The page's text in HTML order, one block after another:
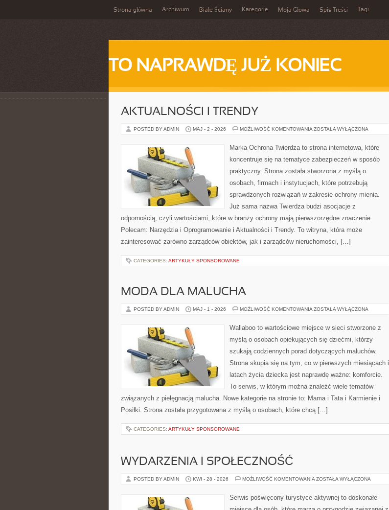
Strona główna Archiwum Białe Ściany Kategorie Moja Głowa Spis Treści Tagi
TO NAPRAWDĘ JUŻ KONIEC
AKTUALNOŚCI I TRENDY
POSTED BY ADMIN MAJ - 2 - 2026 MOŻLIWOŚĆ KOMENTOWANIA AKTUALNOŚCI
ZOSTAŁA WYŁĄCZONA
Marka Ochrona Twierdza to strona internetowa, które
koncentruje się na tematyce zabezpieczeń w sposób
praktyczny. Strona została stworzona z myślą o
osobach, firmach i instytucjach, które potrzebują
sprawdzonych rozwiązań w zakresie ochrony mienia.
Już sama nazwa Twierdza budzi asocjacje z
odpornością, czyli wartościami, które w branży ochrony mają pierwszorzędne znaczenie.
Polecam: Narzędzia i Oprogramowanie i Aktualności i Trendy. To witryna, która może
zainteresować zarówno zarządców obiektów, jak i zarządców nieruchomości, […]
CATEGORIES: ARTYKUŁY SPONSOROWANE
MODA DLA MALUCHA
POSTED BY ADMIN MAJ - 1 - 2026 MOŻLIWOŚĆ KOMENTOWANIA MODA
ZOSTAŁA WYŁĄCZONA
Wallaboo to wartościowe miejsce w sieci stworzone z
myślą o osobach opiekujących się dziećmi, którzy
szukają codziennych porad dotyczących maluchów.
Strona skupia się na tym, co w pierwszych miesiącach i
latach życia dziecka jest naprawdę ważne: komforcie.
To serwis, w którym można znaleźć wiele tematów
związanych z pielęgnacją malucha. Nowe kategorie na stronie to: Mama i Tata i Karmienie i
Posiłki. Strona została przygotowana z myślą o osobach, które chcą […]
CATEGORIES: ARTYKUŁY SPONSOROWANE
WYDARZENIA I SPOŁECZNOŚĆ
POSTED BY ADMIN KWI - 28 - 2026 MOŻLIWOŚĆ KOMENTOWANIA WYDARZENIA
ZOSTAŁA WYŁĄCZONA
Serwis poświęcony turystyce aktywnej to doskonałe